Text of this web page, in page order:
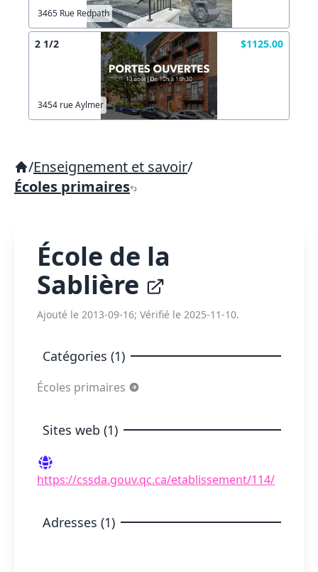
3465 Rue Redpath
2 1/2 $1125.00
3454 rue Aylmer
/Enseignement et savoir/
Écoles primaires
École de la
Sablière
Ajouté le 2013-09-16; Vérifié le 2025-11-10.
Catégories (1)
Écoles primaires
Sites web (1)
https://cssda.gouv.qc.ca/etablissement/114/
Adresses (1)